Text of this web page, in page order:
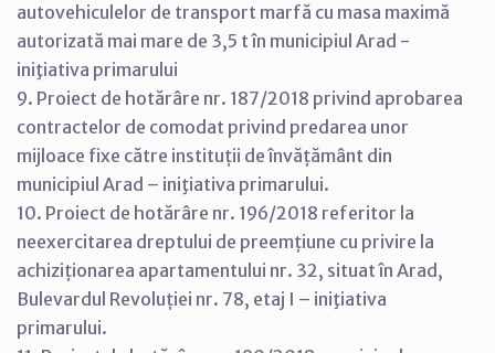
autovehiculelor de transport marfă cu masa maximă
autorizată mai mare de 3,5 t în municipiul Arad -
iniţiativa primarului
9. Proiect de hotărâre nr. 187/2018 privind aprobarea
contractelor de comodat privind predarea unor
mijloace fixe către instituții de învățământ din
municipiul Arad – iniţiativa primarului.
10. Proiect de hotărâre nr. 196/2018 referitor la
neexercitarea dreptului de preemțiune cu privire la
achiziționarea apartamentului nr. 32, situat în Arad,
Bulevardul Revoluției nr. 78, etaj I – iniţiativa
primarului.